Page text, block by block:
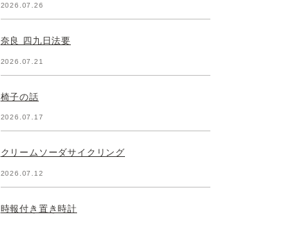
2026.07.26
奈良 四九日法要
2026.07.21
椅子の話
2026.07.17
クリームソーダサイクリング
2026.07.12
時報付き置き時計